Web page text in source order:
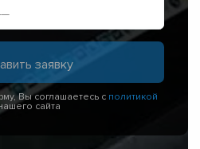
Вы соглашаетесь с политикой
сайта